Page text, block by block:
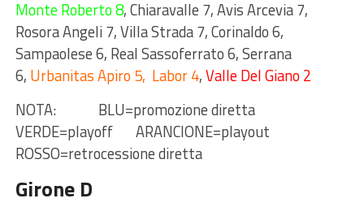
Monte Roberto 8, Chiaravalle 7, Avis Arcevia 7,
Rosora Angeli 7, Villa Strada 7, Corinaldo 6,
Sampaolese 6, Real Sassoferrato 6, Serrana
6, Urbanitas Apiro 5, Labor 4,Valle Del Giano 2
NOTA: BLU=promozione diretta
VERDE=playoff ARANCIONE=playout
ROSSO=retrocessione diretta
Girone D